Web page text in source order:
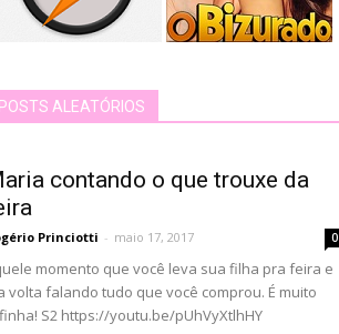
POSTS ALEATÓRIOS
contando o que trouxe da
Princiotti - maio 17, 2017 0
momento que você leva sua filha pra feira e
volta falando tudo que você comprou. É muito
S2 https://youtu.be/pUhVyXtlhHY